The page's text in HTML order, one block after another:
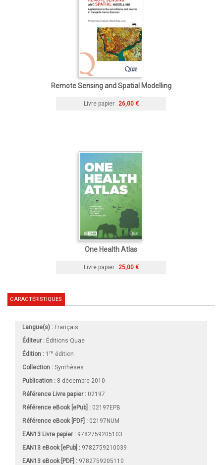
Remote Sensing and Spatial Modelling
Livre papier 26,00 €
One Health Atlas
Livre papier 25,00 €
CARACTÉRISTIQUES
Langue(s) : Français
Éditeur : Éditions Quae
Édition : 1 re édition
Collection : Synthèses
Publication : 8 décembre 2010
Référence Livre papier : 02197
Référence eBook [ePub] : 02197EPB
Référence eBook [PDF] : 02197NUM
EAN13 Livre papier : 9782759205103
EAN13 eBook [ePub] : 9782759210039
EAN13 eBook [PDF] : 9782759205110